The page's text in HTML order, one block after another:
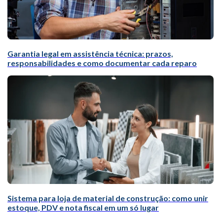
Garantia legal em assistência técnica: prazos,
responsabilidades e como documentar cada reparo
Sistema para loja de material de construção: como unir
estoque, PDV e nota fiscal em um só lugar